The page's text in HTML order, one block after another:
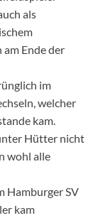
als
am Ende der
im
welcher
kam.
Hütter nicht
wohl alle
Hamburger SV
kam